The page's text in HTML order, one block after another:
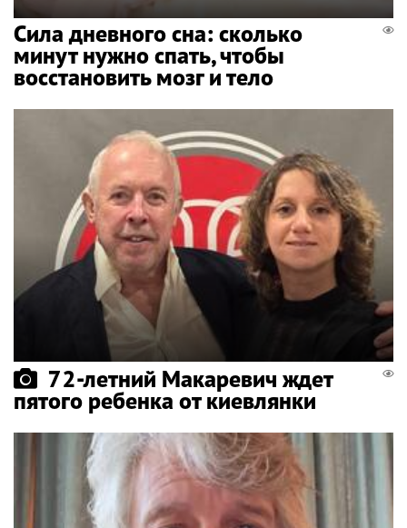
Сила дневного сна: сколько
минут нужно спать, чтобы
восстановить мозг и тело
72-летний Макаревич ждет
пятого ребенка от киевлянки